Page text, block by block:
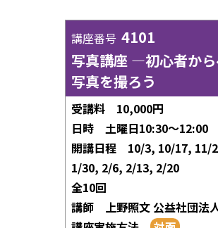
講座番号 4101
写真講座 ―初心者か
写真を撮ろう
受講料
10,000円
日時
土曜日10:30～12:00
開講日程
10/3, 10/17, 11/
1/30, 2/6, 2/13, 2/20
全10回
講師
上野照文 公益社団法